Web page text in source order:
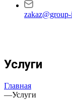
Услуги
Главная
—Услуги